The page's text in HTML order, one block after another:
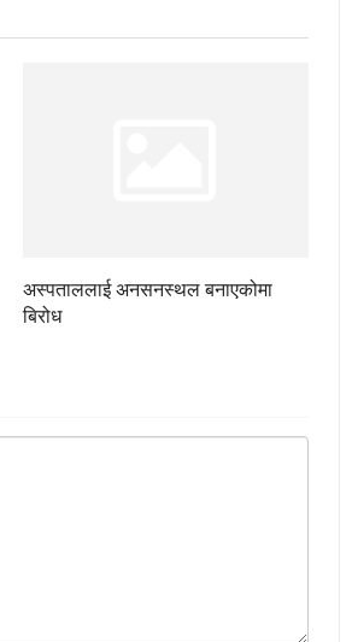
अस्पताललाई अनसनस्थल बनाएकोमा
बिरोध